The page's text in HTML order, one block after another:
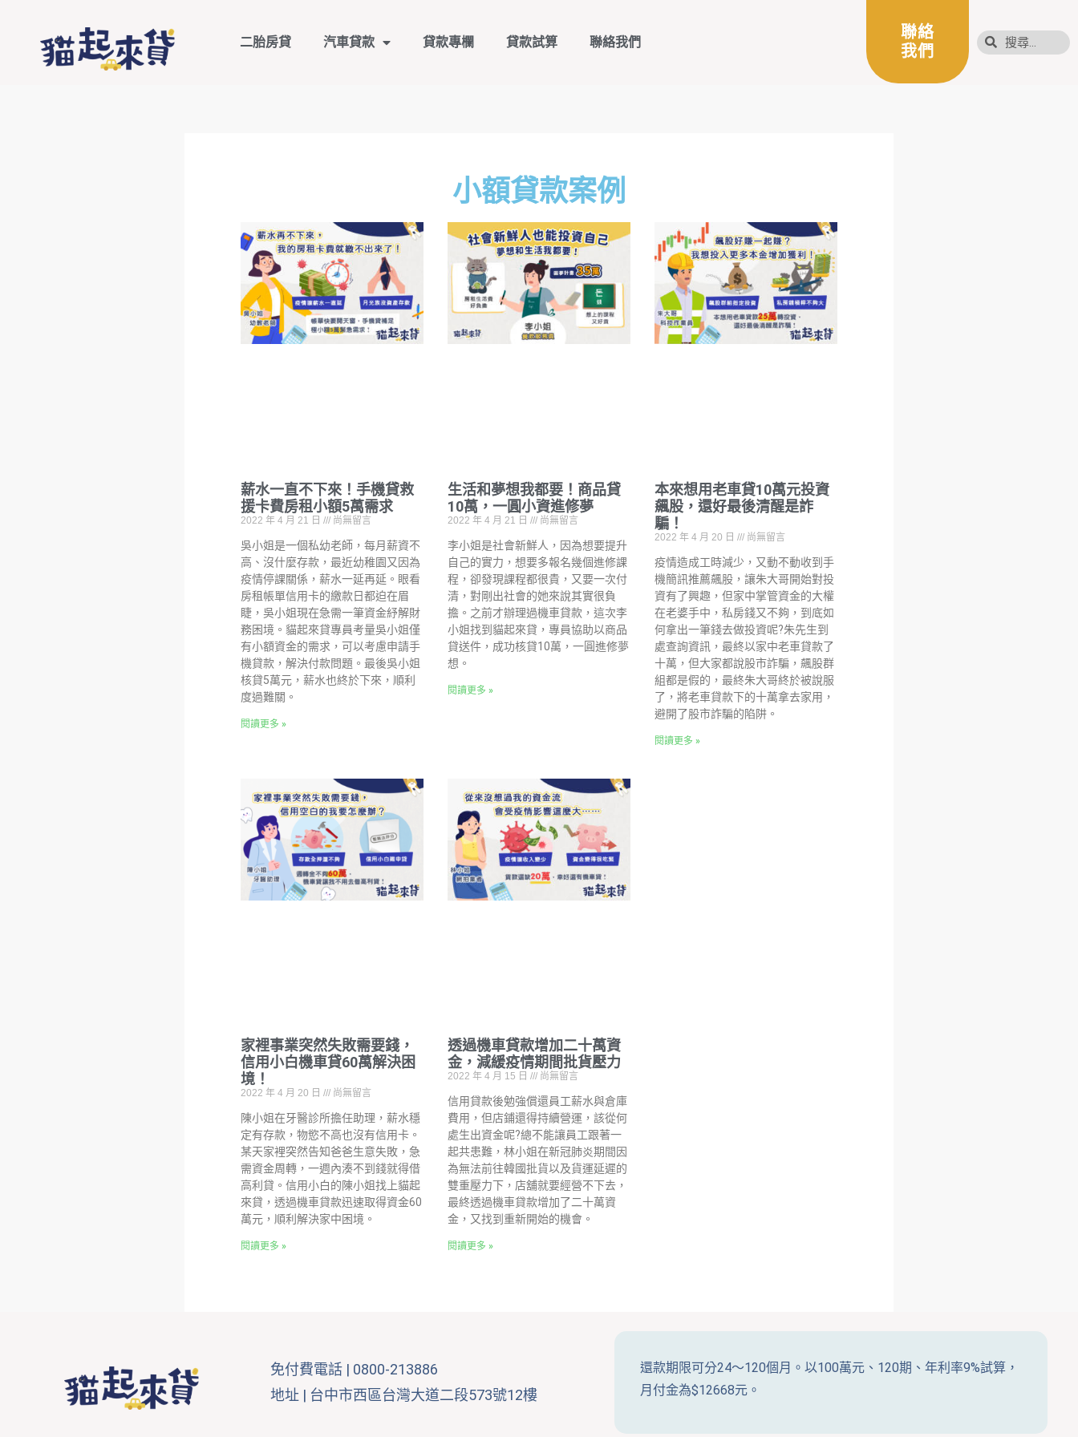
二胎房貸 汽車貸款 貸款專欄 貸款試算 聯絡我們
聯絡
我們
小額貸款案例
薪水一直不下來！手機貸救
援卡費房租小額5萬需求
2022 年 4 月 21 日 尚無留言
吳小姐是一個私幼老師，每月薪資不
高、沒什麼存款，最近幼稚園又因為
疫情停課關係，薪水一延再延。眼看
房租帳單信用卡的繳款日都迫在眉
睫，吳小姐現在急需一筆資金紓解財
務困境。貓起來貸專員考量吳小姐僅
有小額資金的需求，可以考慮申請手
機貸款，解決付款問題。最後吳小姐
核貸5萬元，薪水也終於下來，順利
度過難關。
閱讀更多 »
生活和夢想我都要！商品貸
10萬，一圓小資進修夢
2022 年 4 月 21 日 尚無留言
李小姐是社會新鮮人，因為想要提升
自己的實力，想要多報名幾個進修課
程，卻發現課程都很貴，又要一次付
清，對剛出社會的她來說其實很負
擔。之前才辦理過機車貸款，這次李
小姐找到貓起來貸，專員協助以商品
貸送件，成功核貸10萬，一圓進修夢
想。
閱讀更多 »
本來想用老車貸10萬元投資
飆股，還好最後清醒是詐
騙！
2022 年 4 月 20 日 尚無留言
疫情造成工時減少，又動不動收到手
機簡訊推薦飆股，讓朱大哥開始對投
資有了興趣，但家中掌管資金的大權
在老婆手中，私房錢又不夠，到底如
何拿出一筆錢去做投資呢?朱先生到
處查詢資訊，最終以家中老車貸款了
十萬，但大家都說股市詐騙，飆股群
組都是假的，最終朱大哥終於被說服
了，將老車貸款下的十萬拿去家用，
避開了股市詐騙的陷阱。
閱讀更多 »
家裡事業突然失敗需要錢，
信用小白機車貸60萬解決困
境！
2022 年 4 月 20 日 尚無留言
陳小姐在牙醫診所擔任助理，薪水穩
定有存款，物慾不高也沒有信用卡。
某天家裡突然告知爸爸生意失敗，急
需資金周轉，一週內湊不到錢就得借
高利貸。信用小白的陳小姐找上貓起
來貸，透過機車貸款迅速取得資金60
萬元，順利解決家中困境。
閱讀更多 »
透過機車貸款增加二十萬資
金，減緩疫情期間批貨壓力
2022 年 4 月 15 日 尚無留言
信用貸款後勉強償還員工薪水與倉庫
費用，但店鋪還得持續營運，該從何
處生出資金呢?總不能讓員工跟著一
起共患難，林小姐在新冠肺炎期間因
為無法前往韓國批貨以及貨運延遲的
雙重壓力下，店舖就要經營不下去，
最終透過機車貸款增加了二十萬資
金，又找到重新開始的機會。
閱讀更多 »
免付費電話 | 0800-213886
地址 | 台中市西區台灣大道二段573號12樓
還款期限可分24～120個月。以100萬元、120期、年利率9%試算，
月付金為$12668元。